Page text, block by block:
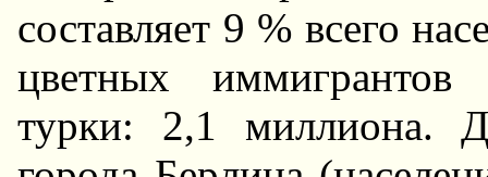
составляет 9 % всего
цветных
туpки: 2,1 миллиона.